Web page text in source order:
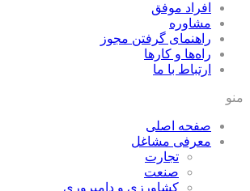
افراد موفق
مشاوره
راهنمای گرفتن مجوز
راه‌ها و كارها
ارتباط با ما
منو
صفحه اصلی
معرفی مشاغل
تجارت
صنعت
كشاورزی و دامپروری